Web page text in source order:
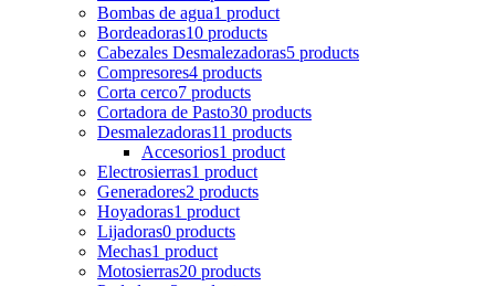
Bombas de agua1 product
Bordeadoras10 products
Cabezales Desmalezadoras5 products
Compresores4 products
Corta cerco7 products
Cortadora de Pasto30 products
Desmalezadoras11 products
Accesorios1 product
Electrosierras1 product
Generadores2 products
Hoyadoras1 product
Lijadoras0 products
Mechas1 product
Motosierras20 products